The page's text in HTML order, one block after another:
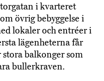
i kvarteret
övrig bebyggelse i
lokaler och entréer i
lägenheterna får
balkonger som
bullerkraven.